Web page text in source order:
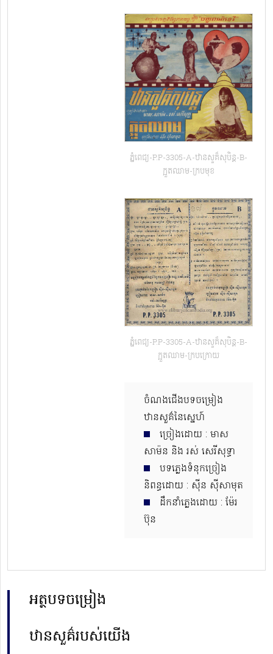
ភ្នំពេជ្យ-P.P-3305-A-ឋានសួគ៏សុបិន្ដ-B-
ក្អួតឈាម-ក្របមុខ
ភ្នំពេជ្យ-P.P-3305-A-ឋានសួគ៏សុបិន្ត-B-
ក្អួតឈាម-ក្របក្រោយ
ចំណងជើងបទចម្រៀង
ឋានសួគ៌នៃស្នេហ៍
ច្រៀងដោយ : មាស
សាម៉ន និង រស់​ សេរីសុទ្ធា
បទភ្លេងទំនុកច្រៀង
និពន្ធដោយ : ស៊ីន ស៊ីសាមុត
ដឹកនាំភ្លេងដោយ : ម៉ែ​រ
ប៊ុន
អត្ថបទចម្រៀង
ឋានសួគ៌របស់យើង